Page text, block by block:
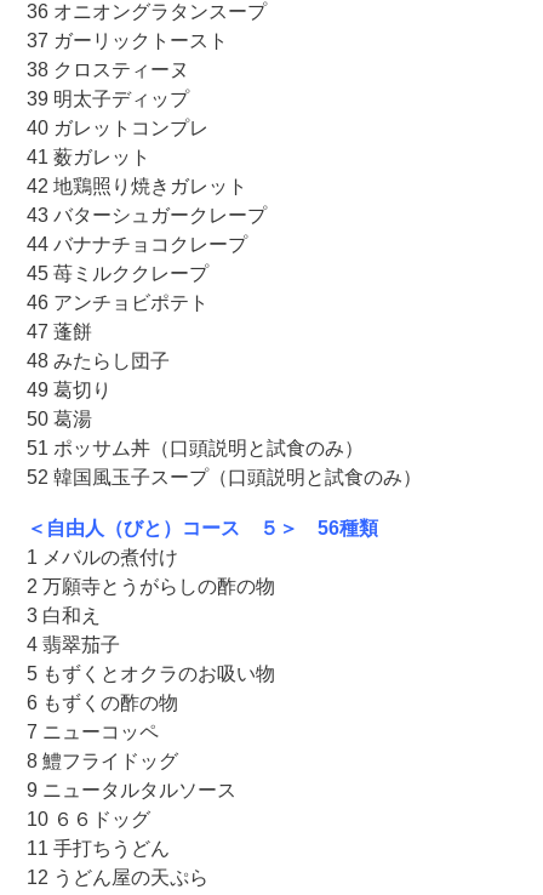
36 オニオングラタンスープ
37 ガーリックトースト
38 クロスティーヌ
39 明太子ディップ
40 ガレットコンプレ
41 薮ガレット
42 地鶏照り焼きガレット
43 バターシュガークレープ
44 バナナチョコクレープ
45 苺ミルククレープ
46 アンチョビポテト
47 蓬餅
48 みたらし団子
49 葛切り
50 葛湯
51 ポッサム丼（口頭説明と試食のみ）
52 韓国風玉子スープ（口頭説明と試食のみ）
＜自由人（びと）コース ５＞ 56種類
1 メバルの煮付け
2 万願寺とうがらしの酢の物
3 白和え
4 翡翠茄子
5 もずくとオクラのお吸い物
6 もずくの酢の物
7 ニューコッペ
8 鱧フライドッグ
9 ニュータルタルソース
10 ６６ドッグ
11 手打ちうどん
12 うどん屋の天ぷら